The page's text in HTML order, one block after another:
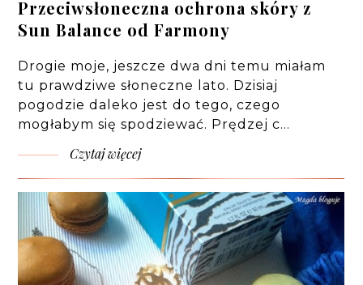
Przeciwsłoneczna ochrona skóry z
Sun Balance od Farmony
Drogie moje, jeszcze dwa dni temu miałam
tu prawdziwe słoneczne lato. Dzisiaj
pogodzie daleko jest do tego, czego
mogłabym się spodziewać. Prędzej c…
Czytaj więcej